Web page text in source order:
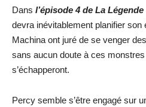
Dans l’épisode 4 de La
devra inévitablement planifier son
Machina ont juré de se venger
sans aucun doute à ces
s’échapperont.
Percy semble s’être engagé sur